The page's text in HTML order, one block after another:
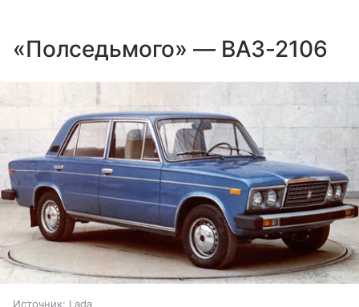
«Полседьмого» — ВАЗ-2106
Источник: Lada